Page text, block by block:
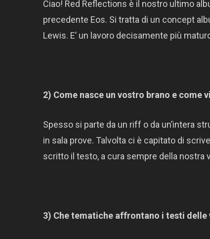
Ciao! Red Reflections è il nostro ultimo
precedente Eos. Si tratta di un concept
Lewis. E’ un lavoro decisamente più
2) Come nasce un vostro brano e come
Spesso si parte da un riff o da un’intera
in sala prove. Talvolta ci è capitato di
scritto il testo, a cura sempre della nostra
3) Che tematiche affrontano i testi delle